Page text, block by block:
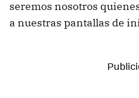
seremos nosotros
a nuestras pantallas de